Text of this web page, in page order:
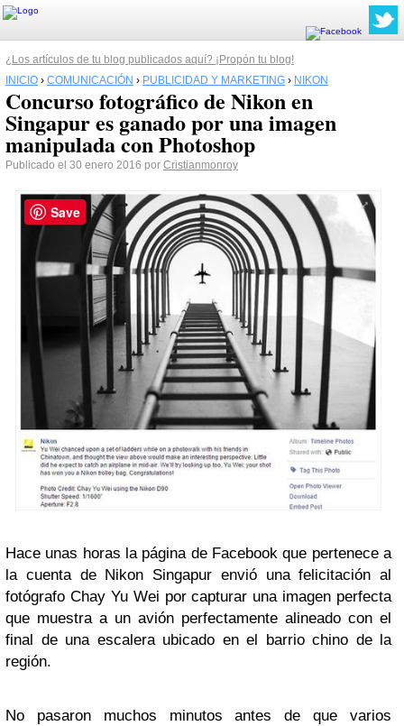
¿Los artículos de tu blog publicados aquí? ¡Propón tu blog!
INICIO › COMUNICACIÓN › PUBLICIDAD Y MARKETING › NIKON
Concurso fotográfico de Nikon en
Singapur es ganado por una imagen
manipulada con Photoshop
Publicado el 30 enero 2016 por Cristianmonroy
Hace unas horas la página de Facebook que pertenece a
la cuenta de Nikon Singapur envió una felicitación al
fotógrafo Chay Yu Wei por capturar una imagen perfecta
que muestra a un avión perfectamente alineado con el
final de una escalera ubicado en el barrio chino de la
región.
No pasaron muchos minutos antes de que varios
Save